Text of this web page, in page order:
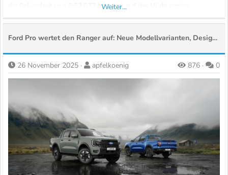
die Rekordzeit von 6:52,072 Minuten auf der Nürburgring-
Nordschleife erreicht hat. Der rennstreckentaugliche
Weiter...
Ford Pro wertet den Ranger auf: Neue Modellvarianten, Design-Elemente und technische Merkmale
26 November 2025 apfelkoenig 876 0